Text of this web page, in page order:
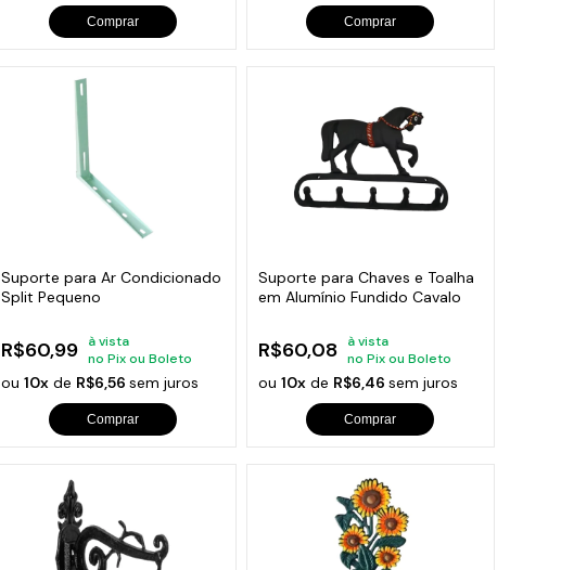
Comprar Comprar
Suporte para Ar Condicionado
Split Pequeno
R$60,99
à vista
no Pix ou Boleto
ou 10xde R$6,56 sem juros
Comprar
Suporte para Chaves e Toalha
em Alumínio Fundido Cavalo
R$60,08
à vista
no Pix ou Boleto
ou10x de R$6,46sem juros
Comprar